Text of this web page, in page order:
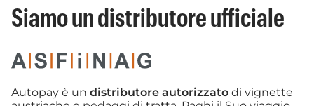
Siamo un distributore ufficiale
Autopay è un distributore autorizzato di vignette